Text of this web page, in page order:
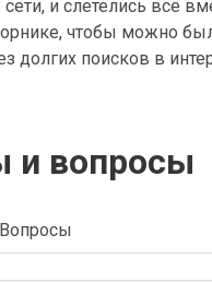
сети, и слетелись все
чтобы можно
долгих поисков в
и вопросы
Вопросы